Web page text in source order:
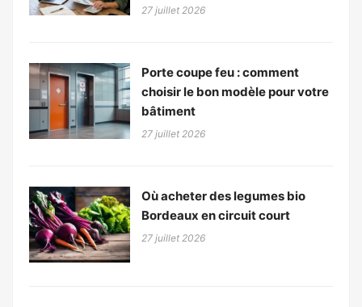
27 juillet 2026
Porte coupe feu : comment
choisir le bon modèle pour votre
bâtiment
27 juillet 2026
Où acheter des legumes bio
Bordeaux en circuit court
27 juillet 2026